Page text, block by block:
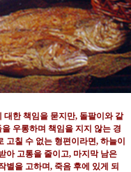
대한 책임을 묻지만, 돌팔이와 같
우롱하며 책임을 지지 않는 경
고칠 수 없는 형편이라면, 하늘이
아 고통을 줄이고, 마지막 남은
별을 고하며, 죽음 후에 있게 되